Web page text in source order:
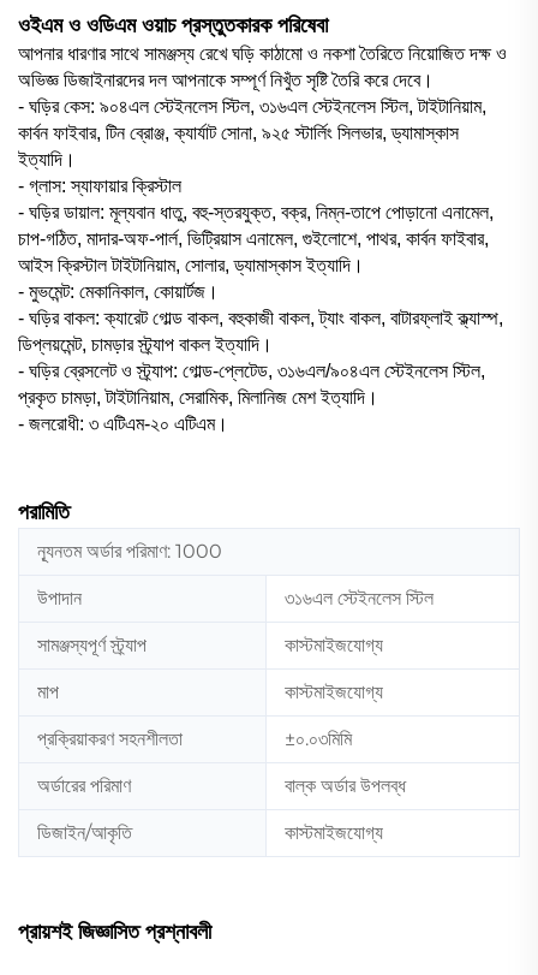
ওইএম ও ওডিএম ওয়াচ প্রস্তুতকারক পরিষেবা
আপনার ধারণার সাথে সামঞ্জস্য রেখে ঘড়ি কাঠামো ও নকশা তৈরিতে নিয়োজিত দক্ষ ও
অভিজ্ঞ ডিজাইনারদের দল আপনাকে সম্পূর্ণ নিখুঁত সৃষ্টি তৈরি করে দেবে।
- ঘড়ির কেস: ৯০৪এল স্টেইনলেস স্টিল, ৩১৬এল স্টেইনলেস স্টিল, টাইটানিয়াম,
কার্বন ফাইবার, টিন ব্রোঞ্জ, ক্যার্যাট সোনা, ৯২৫ স্টার্লিং সিলভার, ড্যামাস্কাস
ইত্যাদি।
- গ্লাস: স্যাফায়ার ক্রিস্টাল
- ঘড়ির ডায়াল: মূল্যবান ধাতু, বহু-স্তরযুক্ত, বক্র, নিম্ন-তাপে পোড়ানো এনামেল,
চাপ-গঠিত, মাদার-অফ-পার্ল, ভিট্রিয়াস এনামেল, গুইলোশে, পাথর, কার্বন ফাইবার,
আইস ক্রিস্টাল টাইটানিয়াম, সোলার, ড্যামাস্কাস ইত্যাদি।
- মুভমেন্ট: মেকানিকাল, কোয়ার্টজ।
- ঘড়ির বাকল: ক্যারেট গোল্ড বাকল, বহুকাজী বাকল, ট্যাং বাকল, বাটারফ্লাই ক্ল্যাস্প,
ডিপ্লয়মেন্ট, চামড়ার স্ট্র্যাপ বাকল ইত্যাদি।
- ঘড়ির ব্রেসলেট ও স্ট্র্যাপ: গোল্ড-প্লেটেড, ৩১৬এল/৯০৪এল স্টেইনলেস স্টিল,
প্রকৃত চামড়া, টাইটানিয়াম, সেরামিক, মিলানিজ মেশ ইত্যাদি।
- জলরোধী: ৩ এটিএম-২০ এটিএম।
পরামিতি
ন্যূনতম অর্ডার পরিমাণ: 1000
উপাদান ৩১৬এল স্টেইনলেস স্টিল
সামঞ্জস্যপূর্ণ স্ট্র্যাপ কাস্টমাইজযোগ্য
মাপ কাস্টমাইজযোগ্য
প্রক্রিয়াকরণ সহনশীলতা ±০.০৩মিমি
অর্ডারের পরিমাণ বাল্ক অর্ডার উপলব্ধ
ডিজাইন/আকৃতি কাস্টমাইজযোগ্য
প্রায়শই জিজ্ঞাসিত প্রশ্নাবলী